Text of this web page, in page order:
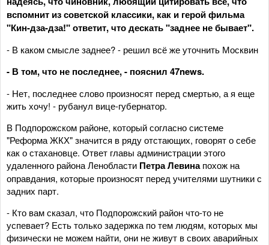
вспомнит из советской классики, как и герой фильма
"Кин-дза-дза!" ответит, что дескать "заднее не бывает".
- В каком смысле заднее? - решил всё же уточнить Москвин
- В том, что не последнее, - пояснил 47news.
- Нет, последнее слово произносят перед смертью, а я еще
жить хочу! - рубанул вице-губернатор.
В Подпорожском районе, который согласно системе
"Реформа ЖКХ" значится в ряду отстающих, говорят о себе
как о стахановце. Ответ главы администрации этого
удаленного района Ленобласти Петра Левинапохож на
оправдания, которые произносят перед учителями шутники с
задних парт.
- Кто вам сказал, что Подпорожский район что-то не
успевает? Есть только задержка по тем людям, которых мы
физически не можем найти, они не живут в своих аварийных